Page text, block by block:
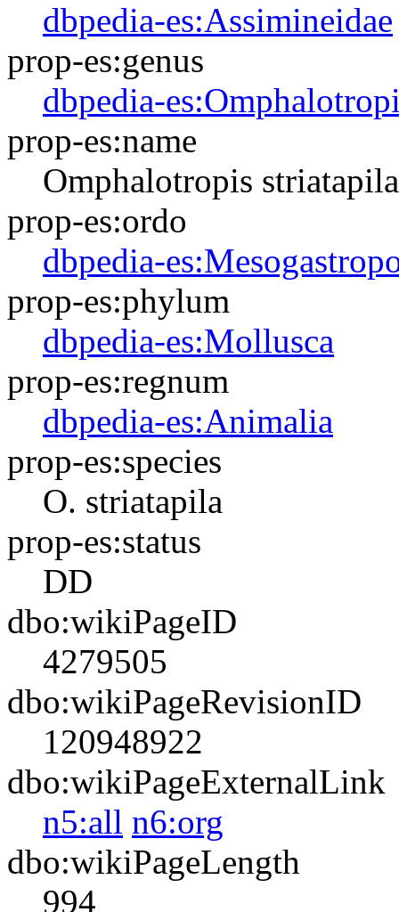
dbpedia-es:Assimineidae
prop-es:genus
dbpedia-
prop-es:name
Omphalotropis striatapila
prop-es:ordo
dbpedia-
prop-es:phylum
dbpedia-es:Mollusca
prop-es:regnum
dbpedia-es:Animalia
prop-es:species
O. striatapila
prop-es:status
DD
dbo:wikiPageID
4279505
dbo:wikiPageRevisionID
120948922
dbo:wikiPageExternalLink
n5:all n6:org
dbo:wikiPageLength
994